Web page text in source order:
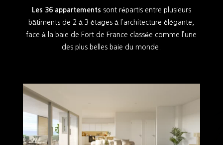
Les 36 appartements sont répartis entre plusieurs
bâtiments de 2 à 3 étages à l’architecture élégante,
face à la baie de Fort de France classée comme l’une
des plus belles baie du monde.